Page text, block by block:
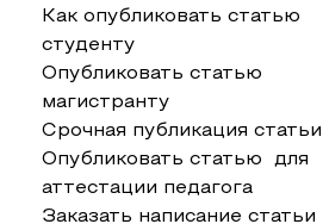
Как опубликовать статью
студенту
Опубликовать статью
магистранту
Срочная публикация статьи
Опубликовать статью для
аттестации педагога
Заказать написание статьи